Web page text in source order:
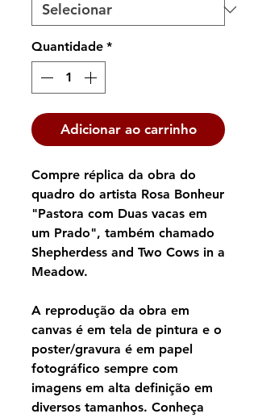
Quantidade *
Adicionar ao carrinho
Compre réplica da obra do
quadro do artista Rosa Bonheur
"Pastora com Duas vacas em
um Prado", também chamado
Shepherdess and Two Cows in a
Meadow.
A reprodução da obra em
canvas é em tela de pintura e o
poster/gravura é em papel
fotográfico sempre com
imagens em alta definição em
diversos tamanhos. Conheça